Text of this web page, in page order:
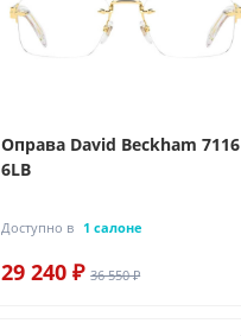
Оправа David Beckham 7116
6LB
Доступно в 1 салоне
29 240 ₽ 36 550 ₽